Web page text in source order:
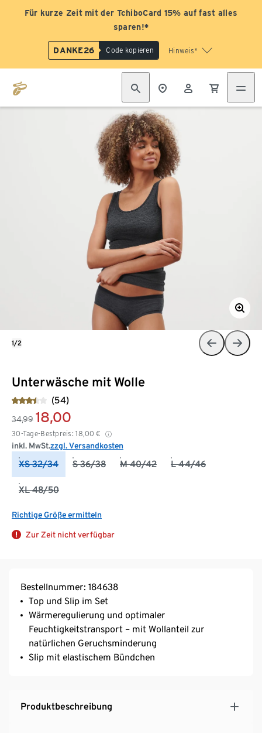
Für kurze Zeit mit der TchiboCard 15% auf fast alles
sparen!*
DANKE26 Code kopieren Hinweis*
Unterwäsche mit Wolle
(54)
34,99 18,00
30-Tage-Bestpreis: 18,00 €
inkl. MwSt.zzgl. Versandkosten
XS 32/34 S 36/38 M 40/42 L 44/46
XL 48/50
Richtige Größe ermitteln
Zur Zeit nicht verfügbar
1/2
Bestellnummer: 184638
Top und Slip im Set
Wärmeregulierung und optimaler
Feuchtigkeitstransport – mit Wollanteil zur
natürlichen Geruchsminderung
Slip mit elastischem Bündchen
Produktbeschreibung